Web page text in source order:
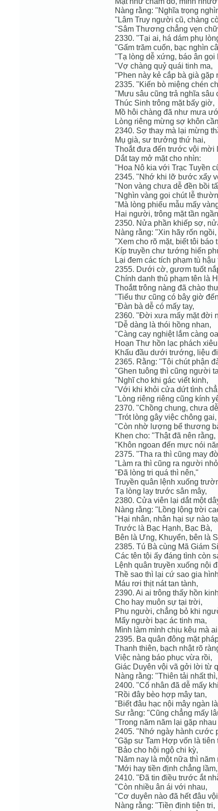
Nàng rằng: "Nghĩa trọng
"Lâm Truy người cũ, chàng
"Sâm Thương chẳng vẹn
2330. "Tại ai, há dám phụ
"Gấm trăm cuốn, bạc nghìn
"Tạ lòng dễ xứng, báo ân gọi
"Vợ chàng quỷ quái tinh ma,
"Phen này kẻ cắp bà già gặp
2335. "Kiến bò miệng chén
"Mưu sâu cũng trả nghĩa sâu
Thúc Sinh trông mặt bấy giờ,
Mồ hôi chàng đã như mưa
Lòng riêng mừng sợ khôn
2340. Sợ thay mà lại mừng
Mụ già, sư trưởng thứ hai,
Thoắt đưa đến trước vội mời
Dắt tay mở mặt cho nhìn:
"Hoa Nô kia với Trạc Tuyền
2345. "Nhớ khi lỡ bước xẩy
"Non vàng chưa dễ đền bồi
"Nghìn vàng gọi chút lễ
"Mà lòng phiếu mẫu mấy
Hai người, trông mặt tần
2350. Nửa phần khiếp sợ,
Nàng rằng: "Xin hãy rốn ngồi,
"Xem cho rõ mặt, biết tôi báo
Kíp truyền chư tướng hiến
Lại đem các tích phạm tù hậu
2355. Dưới cờ, gươm tuốt
Chính danh thủ phạm tên là
Thoắtt trông nàng đã chào
"Tiểu thư cũng có bây giờ
"Đàn bà dễ có mấy tay,
2360. "Đời xưa mấy mặt đời
"Dễ dàng là thói hồng nhan,
"Càng cay nghiệt lắm càng
Hoạn Thư hồn lạc phách
Khấu đầu dưới trướng, liệu
2365. Rằng: "Tôi chút phận
"Ghen tuông thì cũng người
"Nghĩ cho khi gác viết kinh,
"Với khi khỏi cửa dứt tình
"Lòng riêng riêng cũng kính
2370. "Chồng chung, chưa
"Trót lòng gây việc chông gai,
"Còn nhờ lượng bể thương
Khen cho: "Thật đã nên rằng,
"Khôn ngoan đến mực nói
2375. "Tha ra thì cũng may
"Làm ra thì cũng ra người
"Đã lòng tri quá thì nên,"
Truyền quân lệnh xuống
Tạ lòng lạy trước sân mây,
2380. Cửa viên lại dắt một
Nàng rằng: "Lồng lộng trời
"Hại nhân, nhân hại sự nào
Trước là Bạc Hạnh, Bạc Bà,
Bên là Ưng, Khuyển, bên là
2385. Tú Bà cùng Mã Giám
Các tên tội ấy đáng tình còn
Lệnh quân truyền xuống nội
Thề sao thì lại cứ sao gia
Máu rơi thịt nát tan tành,
2390. Ai ai trông thấy hồn
Cho hay muôn sự tại trời,
Phụ người, chẳng bỏ khi
Mấy người bạc ác tinh ma,
Mình làm mình chịu kêu mà
2395. Ba quân đông mặt
Thanh thiên, bạch nhật rõ
Việc nàng báo phục vừa rồi,
Giác Duyên vội vã gởi lời từ
Nàng rằng: "Thiên tải nhất thì,
2400. "Cố nhân đã dễ mấy
"Rồi đây bèo hợp mây tan,
"Biết đâu hạc nội mây ngàn
Sư rằng: "Cũng chẳng mấy
"Trong năm năm lại gặp
2405. "Nhớ ngày hành cước
"Gặp sư Tam Hợp vốn là tiên
"Bảo cho hội ngộ chi kỳ,
"Năm nay là một nữa thì năm
"Mới hay tiền định chẳng lầm,
2410. "Đã tin điều trước ắt
"Còn nhiều ân ái với nhau,
"Cơ duyên nào đã hết đâu
Nàng rằng: "Tiền định tiên tri,